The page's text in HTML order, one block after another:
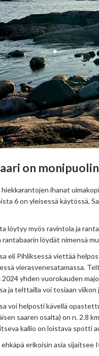
on
hiekkarantojen ihanat
6 on yleisessä käytössä.
löytyy myös ravintola ja
rantabaarin löydät nimensä
eli Pihliksessä viettää
vierasvenesatamassa.
2024 yhden vuorokauden
ja telttailla voi tosiaan
voi helposti kävellä
saaren osalta) on n. 2.8
kallio on loistava spotti
ehkäpä erikoisin asia